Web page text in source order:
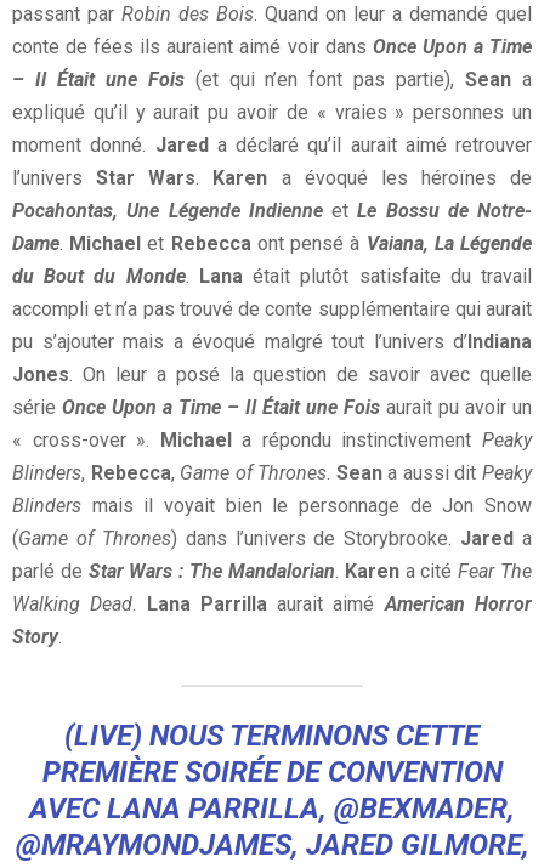
passant par Robin des Bois. Quand on leur a demandé quel
conte de fées ils auraient aimé voir dans Once Upon a Time
– Il Était une Fois (et qui n’en font pas partie),Sean a
expliqué qu’il y aurait pu avoir de « vraies » personnes un
moment donné. Jareda déclaré qu’il aurait aimé retrouver
l’universStar Wars. Karen a évoqué les héroïnes de
Pocahontas, Une Légende IndienneetLe Bossu de Notre-
Dame. Michael et Rebeccaont pensé à Vaiana, La Légende
du Bout du Monde. Lanaétait plutôt satisfaite du travail
accompli et n’a pas trouvé de conte supplémentaire qui aurait
pu s’ajouter mais a évoqué malgré tout l’univers d’Indiana
Jones. On leur a posé la question de savoir avec quelle
série Once Upon a Time – Il Était une Fois aurait pu avoir un
« cross-over ». Michaela répondu instinctivementPeaky
Blinders, Rebecca, Game of Thrones. Seana aussi ditPeaky
Blinders mais il voyait bien le personnage de Jon Snow
(Game of Thrones) dans l’univers de Storybrooke. Jared a
parlé de Star Wars : The Mandalorian. Karena citéFear The
Walking Dead. Lana Parrillaaurait aiméAmerican Horror
Story.
(LIVE) NOUS TERMINONS CETTE
PREMIÈRE SOIRÉE DE CONVENTION
AVEC LANA PARRILLA, @BEXMADER,
@MRAYMONDJAMES, JARED GILMORE,